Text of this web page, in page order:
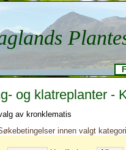
og klatreplanter -
av kronklematis
innen valgt kategori